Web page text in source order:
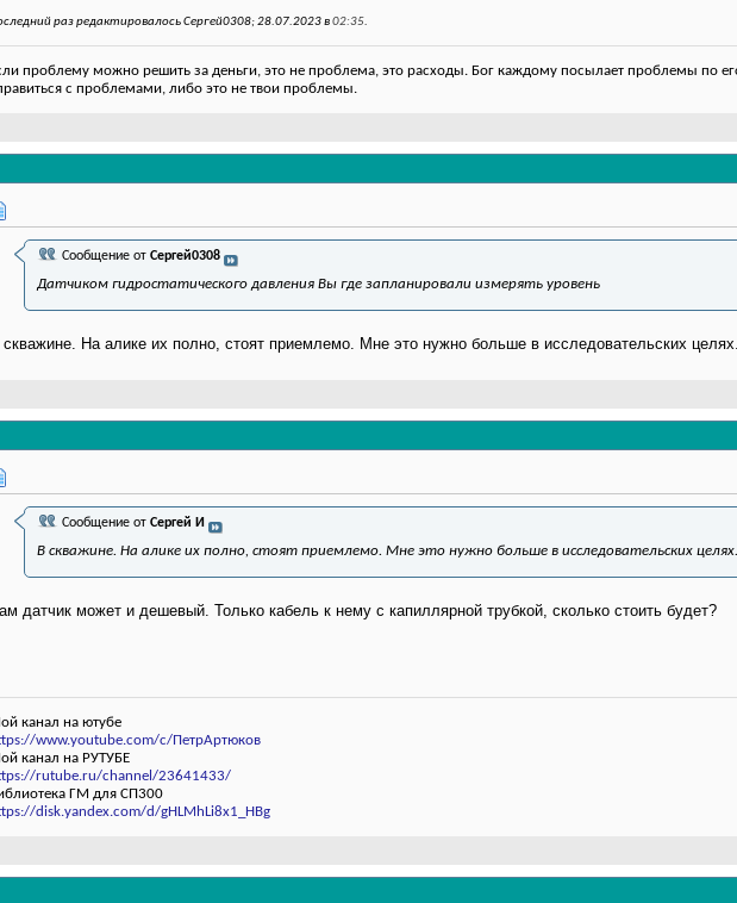
раз редактировалось Сергей0308; 28.07.2023 в02:35.
проблему можно решить за деньги, это не проблема, это расходы. Бог каждому посылает проблемы по
с проблемами, либо это не твои проблемы.
Сообщение от Сергей0308
Датчиком гидростатического давления Вы где запланировали измерять уровень
скважине. На алике их полно, стоят приемлемо. Мне это нужно больше в исследовательских целях.
Сообщение от Сергей И
В скважине. На алике их полно, стоят приемлемо. Мне это нужно больше в исследовательских целях.
датчик может и дешевый. Только кабель к нему с капиллярной трубкой, сколько стоить будет?
канал на ютубе
www.youtube.com/c/ПетрАртюков
канал на РУТУБЕ
rutube.ru/channel/23641433/
ГМ для СП300
disk.yandex.com/d/gHLMhLi8x1_HBg